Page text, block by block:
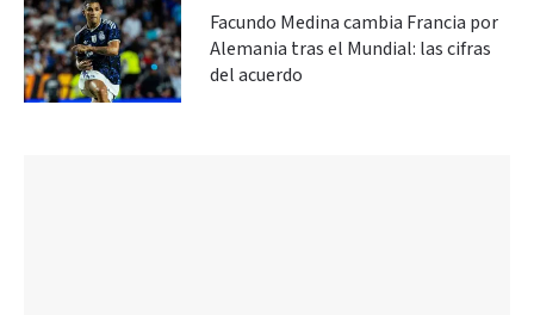
Facundo Medina cambia Francia por
Alemania tras el Mundial: las cifras
del acuerdo